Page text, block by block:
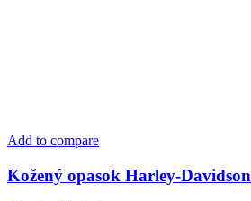
Add to compare
Kožený opasok Harley-Davidson